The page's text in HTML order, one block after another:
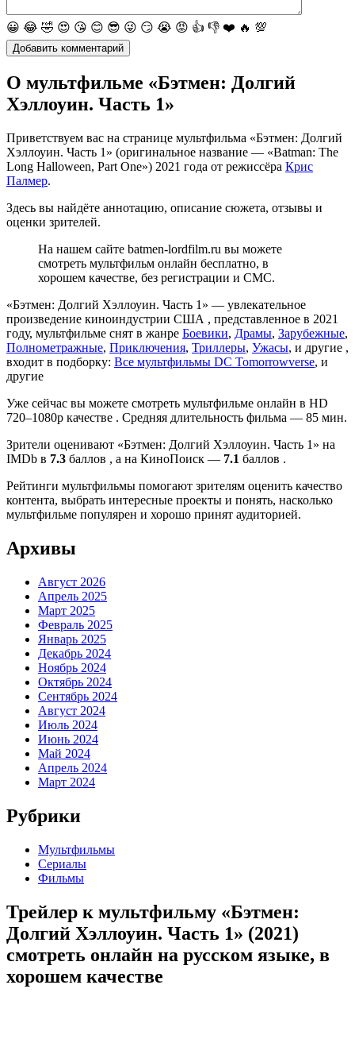
😀 😂 🤣 😍 😘 😊 😎 😜 😏 😭 😡 👍 👎 ❤️ 🔥 💯
О мультфильме «Бэтмен: Долгий
Хэллоуин. Часть 1»
Приветствуем вас на странице мультфильма «Бэтмен: Долгий
Хэллоуин. Часть 1» (оригинальное название — «Batman: The
Long Halloween, Part One») 2021 года от режиссёра Крис
Палмер.
Здесь вы найдёте аннотацию, описание сюжета, отзывы и
оценки зрителей.
На нашем сайте batmen-lordfilm.ru вы можете
смотреть мультфильм онлайн бесплатно, в
хорошем качестве, без регистрации и СМС.
«Бэтмен: Долгий Хэллоуин. Часть 1» — увлекательное
произведение киноиндустрии США , представленное в 2021
году, мультфильме снят в жанре Боевики, Драмы, Зарубежные,
Полнометражные, Приключения, Триллеры, Ужасы, и другие ,
входит в подборку: Все мультфильмы DC Tomorrowverse, и
другие
Уже сейчас вы можете смотреть мультфильме онлайн в HD
720–1080p качестве . Средняя длительность фильма — 85 мин.
Зрители оценивают «Бэтмен: Долгий Хэллоуин. Часть 1» на
IMDb в 7.3 баллов , а на КиноПоиск — 7.1 баллов .
Рейтинги мультфильмы помогают зрителям оценить качество
контента, выбрать интересные проекты и понять, насколько
мультфильме популярен и хорошо принят аудиторией.
Архивы
Август 2026
Апрель 2025
Март 2025
Февраль 2025
Январь 2025
Декабрь 2024
Ноябрь 2024
Октябрь 2024
Сентябрь 2024
Август 2024
Июль 2024
Июнь 2024
Май 2024
Апрель 2024
Март 2024
Рубрики
Мультфильмы
Сериалы
Фильмы
Трейлер к мультфильму «Бэтмен:
Долгий Хэллоуин. Часть 1» (2021)
cмотреть онлайн на русском языке, в
хорошем качестве